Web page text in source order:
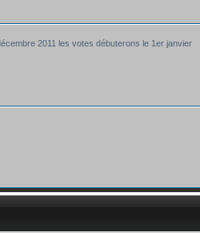
2011 les votes débuterons le 1er janvier